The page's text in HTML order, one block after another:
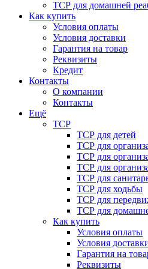
ТСР для домашней
Как купить
Условия оплаты
Условия доставки
Гарантия на товар
Реквизиты
Кредит
Контакты
О компании
Контакты
Ещё
ТСР
ТСР для детей
ТСР для
ТСР для
ТСР для
ТСР для
ТСР для ходьбы
ТСР для
ТСР для
Как купить
Условия оплаты
Условия
Гарантия на
Реквизиты